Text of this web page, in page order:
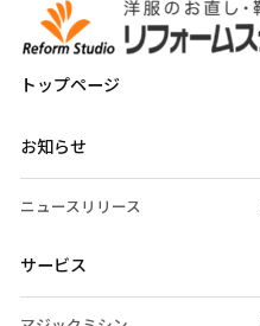
トップページ
お知らせ
ニュースリリース
サービス